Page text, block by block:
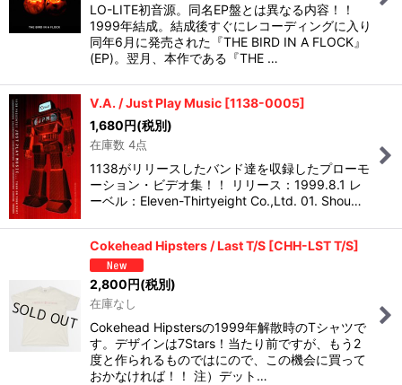
LO-LITE初音源。同名EP盤とは異なる内容！！
1999年結成。結成後すぐにレコーディングに入り
同年6月に発売された『THE BIRD IN A FLOCK』
(EP)。翌月、本作である『THE …
V.A. / Just Play Music [1138-0005]
1,680円(税別)
在庫数 4点
1138がリリースしたバンド達を収録したプローモ
ーション・ビデオ集！！ リリース：1999.8.1 レ
ーベル：Eleven-Thirtyeight Co.,Ltd. 01. Shou…
Cokehead Hipsters / Last T/S [CHH-LST T/S]
2,800円(税別)
在庫なし
Cokehead Hipstersの1999年解散時のTシャツで
す。デザインは7Stars！当たり前ですが、もう2
度と作られるものではにので、この機会に買って
おかなければ！！ 注）デット…